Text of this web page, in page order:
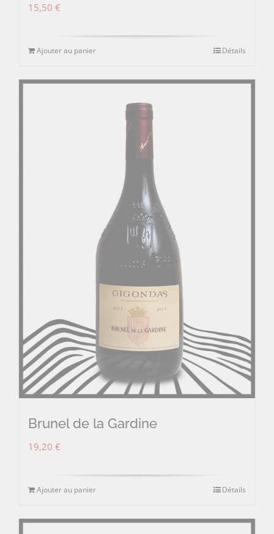
15,50 €
Ajouter au panier Détails
Brunel de la Gardine
19,20 €
Ajouter au panier Détails